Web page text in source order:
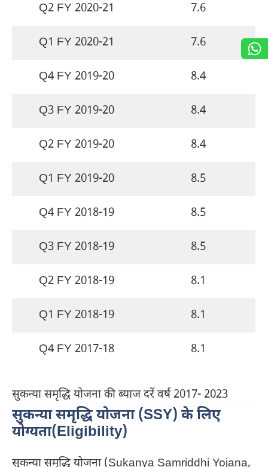
Q2 FY 2020-21 7.6
Q1 FY 2020-21 7.6
Q4 FY 2019-20 8.4
Q3 FY 2019-20 8.4
Q2 FY 2019-20 8.4
Q1 FY 2019-20 8.5
Q4 FY 2018-19 8.5
Q3 FY 2018-19 8.5
Q2 FY 2018-19 8.1
Q1 FY 2018-19 8.1
Q4 FY 2017-18 8.1
सुकन्या समृद्धि योजना की ब्याज दरें वर्ष 2017- 2023
सुकन्या समृद्धि योजना (SSY) के लिए
योग्यता(Eligibility)
सुकन्या समृद्धि योजना (Sukanya Samriddhi Yojana,